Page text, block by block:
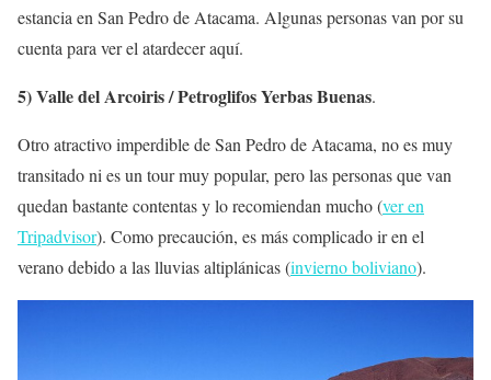
estancia en San Pedro de Atacama. Algunas personas van por su
cuenta para ver el atardecer aquí.
5) Valle del Arcoiris / Petroglifos Yerbas Buenas.
Otro atractivo imperdible de San Pedro de Atacama, no es muy
transitado ni es un tour muy popular, pero las personas que van
quedan bastante contentas y lo recomiendan mucho (ver en
Tripadvisor). Como precaución, es más complicado ir en el
verano debido a las lluvias altiplánicas (invierno boliviano).